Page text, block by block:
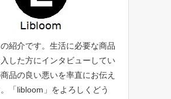
紹介です。生活に必要な商品
した方にインタビューしてい
品の良い悪いを率直にお伝え
「libloom 」をよろしくどう